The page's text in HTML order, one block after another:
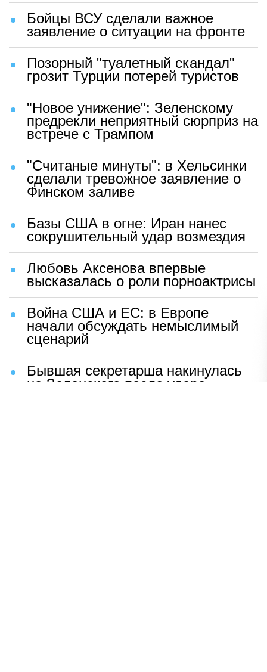
Бойцы ВСУ сделали важное
заявление о ситуации на фронте
Позорный "туалетный скандал"
грозит Турции потерей туристов
"Новое унижение": Зеленскому
предрекли неприятный сюрприз на
встрече с Трампом
"Считаные минуты": в Хельсинки
сделали тревожное заявление о
Финском заливе
Базы США в огне: Иран нанес
сокрушительный удар возмездия
Любовь Аксенова впервые
высказалась о роли порноактрисы
Война США и ЕС: в Европе
начали обсуждать немыслимый
сценарий
Бывшая секретарша накинулась
на Зеленского после удара